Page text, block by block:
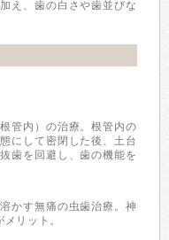
え、歯の白さや歯並びな
管内）の治療。根管内の
にして密閉した後、土台
歯を回避し、歯の機能を
かす無痛の虫歯治療。神
リット。